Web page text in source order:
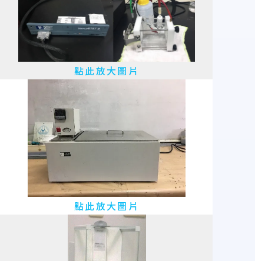
點此放大圖片
點此放大圖片